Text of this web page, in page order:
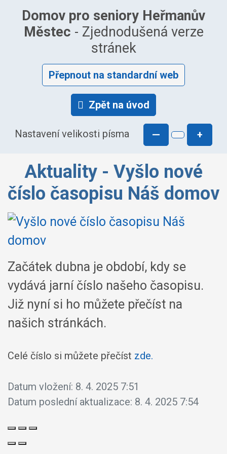
Domov pro seniory Heřmanův
Městec - Zjednodušená verze
stránek
Přepnout na standardní web
Zpět na úvod
Nastavení velikosti písma — +
Aktuality - Vyšlo nové
číslo časopisu Náš domov
Začátek dubna je období, kdy se
vydává jarní číslo našeho časopisu.
Již nyní si ho můžete přečíst na
našich stránkách.
Celé číslo si můžete přečíst zde.
Datum vložení: 8. 4. 2025 7:51
Datum poslední aktualizace: 8. 4. 2025 7:54